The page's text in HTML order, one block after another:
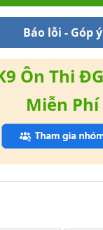
Báo lỗi - Góp ý
Ôn Thi
Miễn Phí